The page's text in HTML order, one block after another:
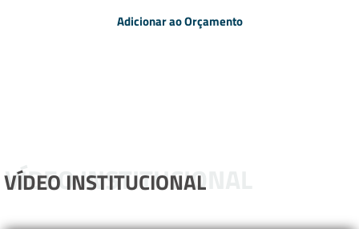
Adicionar ao Orçamento
VÍDEO INSTITUCIONAL
VÍDEO INSTITUCIONAL